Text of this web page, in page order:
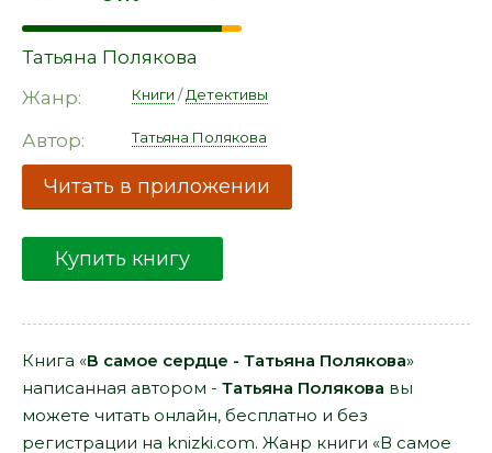
Татьяна Полякова
Жанр:
Книги /Детективы
Автор: Татьяна Полякова
Читать в приложении
Купить книгу
Книга «В самое сердце - Татьяна Полякова»
написанная автором - Татьяна Полякова вы
можете читать онлайн, бесплатно и без
регистрации на knizki.com. Жанр книги «В самое